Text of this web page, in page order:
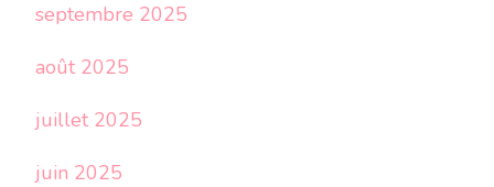
septembre 2025
août 2025
juillet 2025
juin 2025